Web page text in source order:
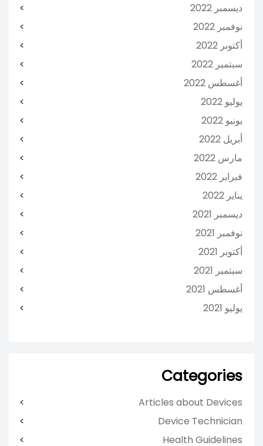
ديسمبر 2022
نوفمبر 2022
أكتوبر 2022
سبتمبر 2022
أغسطس 2022
يوليو 2022
يونيو 2022
أبريل 2022
مارس 2022
فبراير 2022
يناير 2022
ديسمبر 2021
نوفمبر 2021
أكتوبر 2021
سبتمبر 2021
أغسطس 2021
يوليو 2021
Categories
Articles about Devices
Device Technician
Health Guidelines